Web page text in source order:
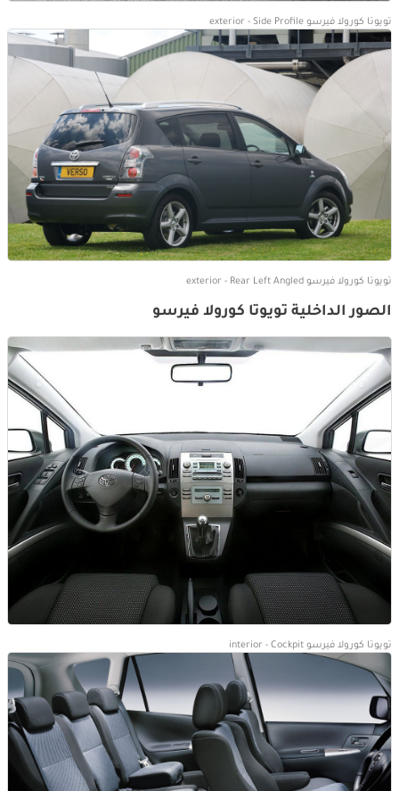
تويوتا كورولا فيرسو exterior - Side Profile
تويوتا كورولا فيرسو exterior - Rear Left Angled
الصور الداخلية تويوتا كورولا فيرسو
تويوتا كورولا فيرسو interior - Cockpit